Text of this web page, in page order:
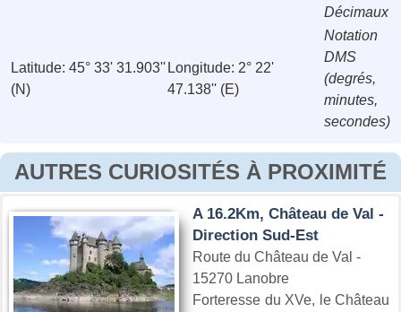
Décimaux
Latitude: 45° 33' 31.903''
(N)
Longitude: 2° 22'
47.138'' (E)
Notation
DMS
(degrés,
minutes,
secondes)
AUTRES CURIOSITÉS À PROXIMITÉ
A 16.2Km, Château de Val -
Direction Sud-Est
Route du Château de Val -
15270 Lanobre
Forteresse du XVe, le Château